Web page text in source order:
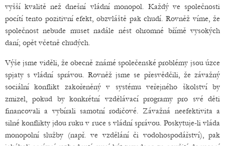
vyšší kvalitě než dnešní vládní monopol. Každý ve společnosti
pocítí tento pozitivní efekt, obzvláště pak chudí. Rovněž víme, že
společnost nebude muset nadále nést ohromné břímě vysokých
daní; opět včetně chudých.
Výše jsme viděli, že obecně známé společenské problémy jsou úzce
spjaty s vládní správou. Rovněž jsme se přesvědčili, že závažný
sociální konflikt zakořeněný v systému veřejného školství by
zmizel, pokud by konkrétní vzdělávací programy pro své děti
financovali a vybírali samotní rodičové. Závažná neefektivita a
silné konflikty jdou ruku v ruce s vládní správou. Poskytuje-li vláda
monopolní služby (např. ve vzdělání či vodohospodářství), pak